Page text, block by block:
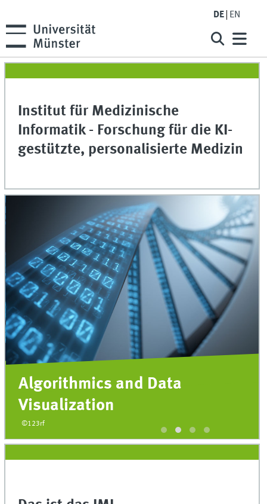
DE EN
Institut für Medizinische
Informatik - Forschung für die KI-
gestützte, personalisierte Medizin
Algorithmics and Data
Visualization
©123rf